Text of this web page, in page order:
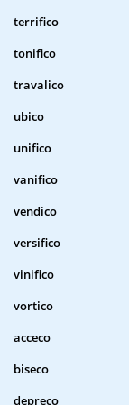
terrifico
tonifico
travalico
ubico
unifico
vanifico
vendico
versifico
vinifico
vortico
acceco
biseco
depreco